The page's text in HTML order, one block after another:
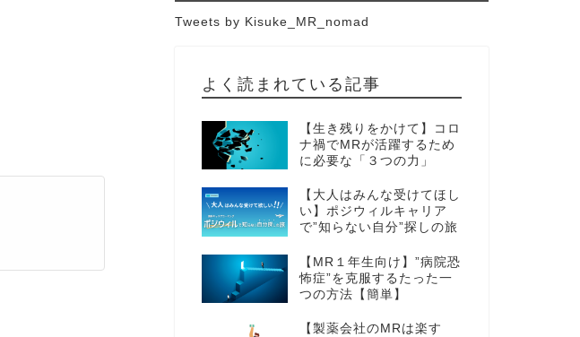
Tweets by Kisuke_MR_nomad
よく読まれている記事
【生き残りをかけて】コロ
ナ禍でMRが活躍するため
に必要な「３つの力」
【大人はみんな受けてほし
い】ポジウィルキャリア
で”知らない自分”探しの旅
【MR１年生向け】”病院恐
怖症”を克服するたった一
つの方法【簡単】
【製薬会社のMRは楽す